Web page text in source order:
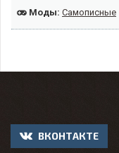
Моды: Самописные
ВКОНТАКТЕ